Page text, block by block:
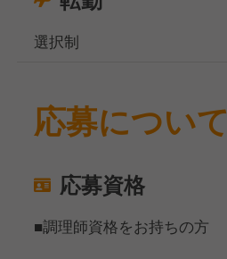
選択制
応募について
応募資格
■調理師資格をお持ちの方